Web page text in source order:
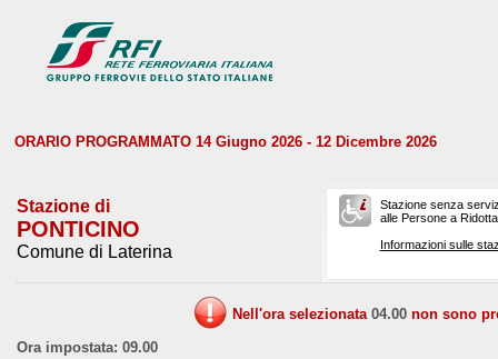
ORARIO PROGRAMMATO 14 Giugno 2026 - 12 Dicembre 2026
Stazione di
PONTICINO
Comune di Laterina
Stazione senza
alle Persone a
Informazioni sulle
Nell'ora selezionata 04.00 non sono
Ora impostata: 09.00